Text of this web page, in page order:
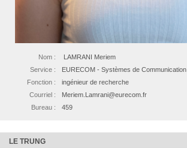
Nom :
LAMRANI Meriem
Service :
EURECOM - Systèmes de Communication
Fonction :
ingénieur de recherche
Courriel :
Meriem.Lamrani@eurecom.fr
Bureau :
459
LE TRUNG